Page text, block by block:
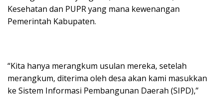
Kesehatan dan PUPR yang mana kewenangan
Pemerintah Kabupaten.
“Kita hanya merangkum usulan mereka, setelah
merangkum, diterima oleh desa akan kami masukkan
ke Sistem Informasi Pembangunan Daerah (SIPD),”